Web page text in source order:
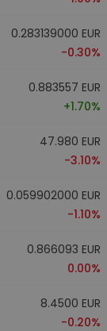
0.283139000 EUR
-0.30%
0.883557 EUR
+1.70%
47.980 EUR
-3.10%
0.059902000 EUR
-1.10%
0.866093 EUR
0.00%
8.4500 EUR
-0.20%